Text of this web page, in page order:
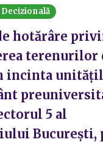
hotărâre
terenurilor
incinta
5 al
București,